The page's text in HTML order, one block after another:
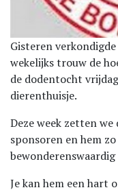
Gisteren
wekelijks trouw de
de dodentocht
dierenthuisje.
Deze week zetten
sponsoren en hem
Je kan hem een hart